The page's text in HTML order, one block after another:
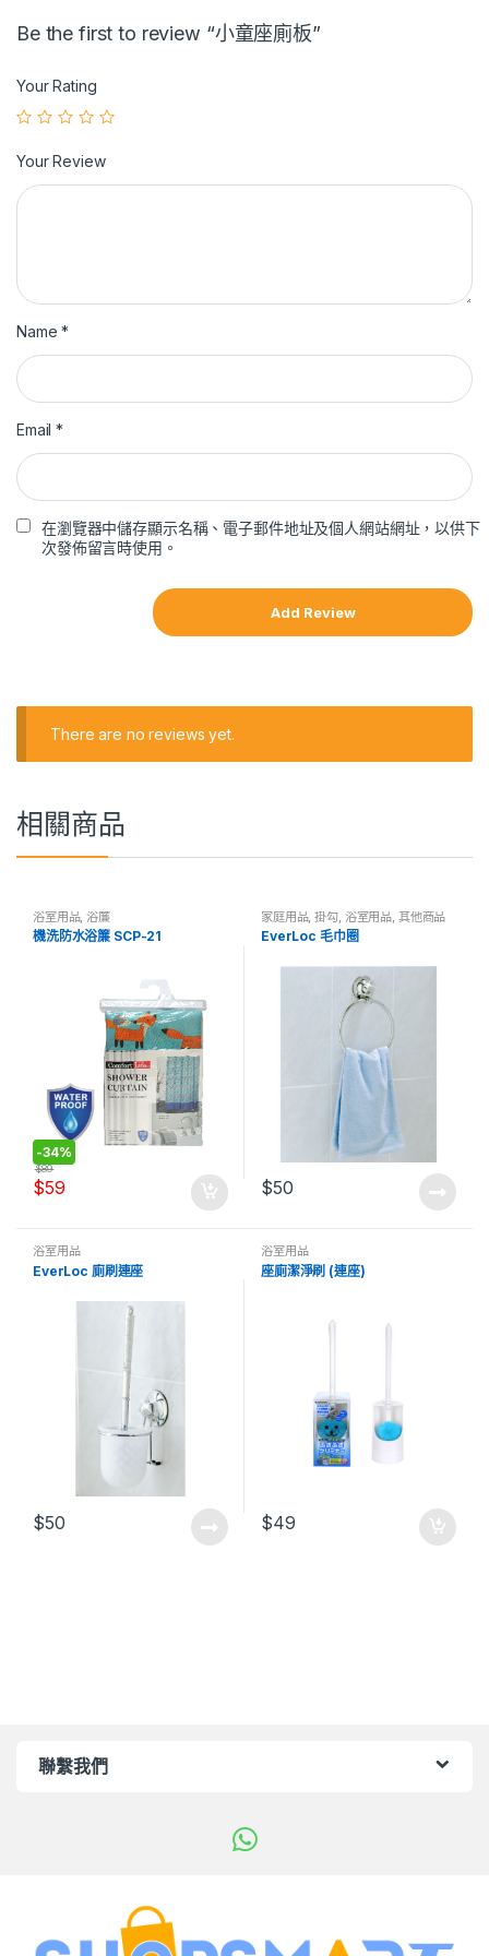
Be the first to review “小童座廁板”
Your Rating
Your Review
Name*
Email*
在瀏覽器中儲存顯示名稱、電子郵件地址及個人網站網址，以供下
次發佈留言時使用。
There are no reviews yet.
相關商品
浴室用品,浴簾
機洗防水浴簾 SCP-21
-34%
$59
$89
家庭用品,掛勾, 浴室用品 其他商品
EverLoc 毛巾圈
$50
浴室用品
EverLoc 廁刷連座
$50
浴室用品
座廁潔淨刷 (連座)
$49
聯繫我們